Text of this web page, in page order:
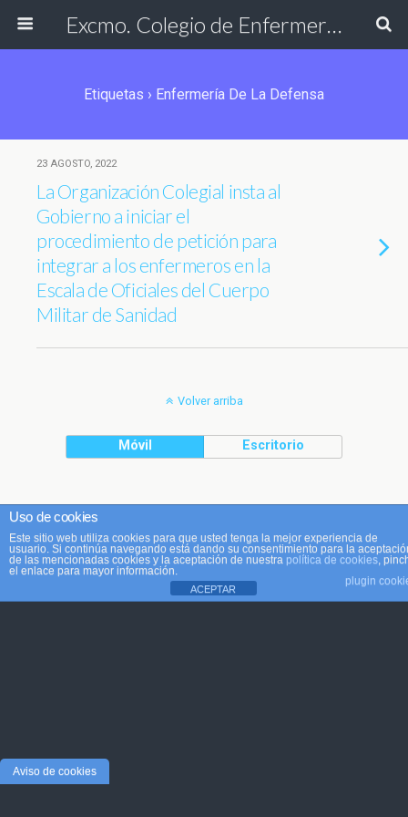
Excmo. Colegio de Enfermería de Cádiz
Etiquetas › Enfermería De La Defensa
23 AGOSTO, 2022
La Organización Colegial insta al
Gobierno a iniciar el
procedimiento de petición para
integrar a los enfermeros en la
Escala de Oficiales del Cuerpo
Militar de Sanidad
Volver arriba
Móvil Escritorio
Uso de cookies
Este sitio web utiliza cookies para que usted tenga la mejor experiencia de
usuario. Si continúa navegando está dando su consentimiento para la
de las mencionadas cookies y la aceptación de nuestra política de cookies,
el enlace para mayor información.
plugin
ACEPTAR
Aviso de cookies